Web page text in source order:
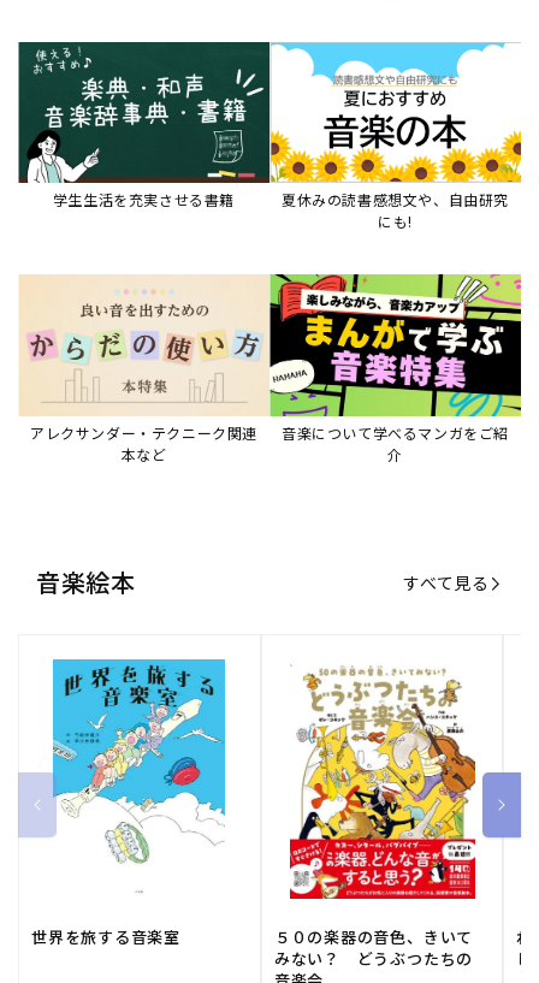
学生生活を充実させる書籍
夏休みの読書感想文や、自由研究
にも!
アレクサンダー・テクニーク関連
本など
音楽について学べるマンガをご紹
介
音楽絵本 すべて見る
世界を旅する音楽室
５０の楽器の音色、きいて
みない？ どうぶつたちの
ね